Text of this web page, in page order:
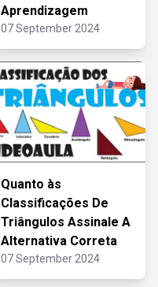
Aprendizagem
07 September 2024
Quanto às
Classificações De
Triângulos Assinale A
Alternativa Correta
07 September 2024